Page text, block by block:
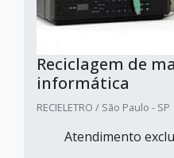
Reciclagem de
informática
RECIELETRO / São Paulo - SP
Atendimento